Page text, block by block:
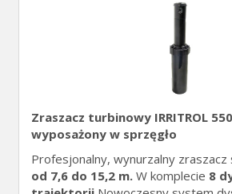
Zraszacz turbinowy IRRITROL
wyposażony w sprzęgło
Profesjonalny, wynurzalny zraszacz
od 7,6 do 15,2 m.W komplecie 8